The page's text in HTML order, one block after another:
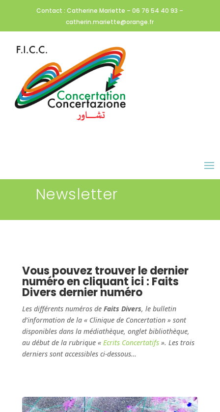
Contact : Catherine Mariette – 06 76 54 40 93 –
catherin.mariette@orange.fr
Newsletter
Vous pouvez trouver le dernier
numéro en cliquant ici : Faits
Divers dernier numéro
Les différents numéros de Faits Divers, le bulletin
d’information de la « Clinique de Concertation » sont
disponibles dans la médiathèque, onglet bibliothèque,
au début de la rubrique « Ecrits Concertatifs». Les trois
derniers sont accessibles ci-dessous…